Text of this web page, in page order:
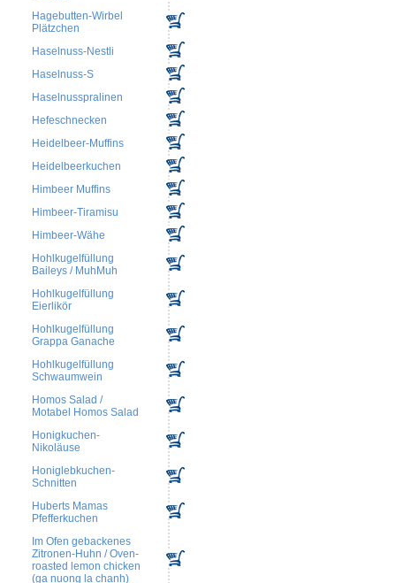
Hagebutten-Wirbel
Plätzchen
Haselnuss-Nestli
Haselnuss-S
Haselnusspralinen
Hefeschnecken
Heidelbeer-Muffins
Heidelbeerkuchen
Himbeer Muffins
Himbeer-Tiramisu
Himbeer-Wähe
Hohlkugelfüllung
Baileys / MuhMuh
Hohlkugelfüllung
Eierlikör
Hohlkugelfüllung
Grappa Ganache
Hohlkugelfüllung
Schwaumwein
Homos Salad /
Motabel Homos Salad
Honigkuchen-
Nikoläuse
Honiglebkuchen-
Schnitten
Huberts Mamas
Pfefferkuchen
Im Ofen gebackenes
Zitronen-Huhn / Oven-
roasted lemon chicken
(ga nuong la chanh)